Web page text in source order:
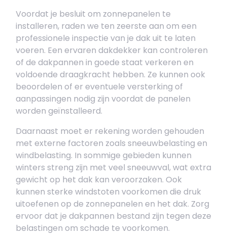
Voordat je besluit om zonnepanelen te
installeren, raden we ten zeerste aan om een
professionele inspectie van je dak uit te laten
voeren. Een ervaren dakdekker kan controleren
of de dakpannen in goede staat verkeren en
voldoende draagkracht hebben. Ze kunnen ook
beoordelen of er eventuele versterking of
aanpassingen nodig zijn voordat de panelen
worden geïnstalleerd.
Daarnaast moet er rekening worden gehouden
met externe factoren zoals sneeuwbelasting en
windbelasting. In sommige gebieden kunnen
winters streng zijn met veel sneeuwval, wat extra
gewicht op het dak kan veroorzaken. Ook
kunnen sterke windstoten voorkomen die druk
uitoefenen op de zonnepanelen en het dak. Zorg
ervoor dat je dakpannen bestand zijn tegen deze
belastingen om schade te voorkomen.